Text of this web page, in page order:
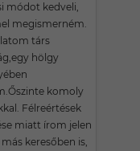
módot kedveli,
megismerném.
társ
hölgy
komoly
Félreértések
miatt írom jelen
keresőben is,